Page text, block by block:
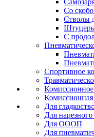
Со
Стволы
С
Спортивное
Комиссионная
Для
Для
Для ОООП
Для